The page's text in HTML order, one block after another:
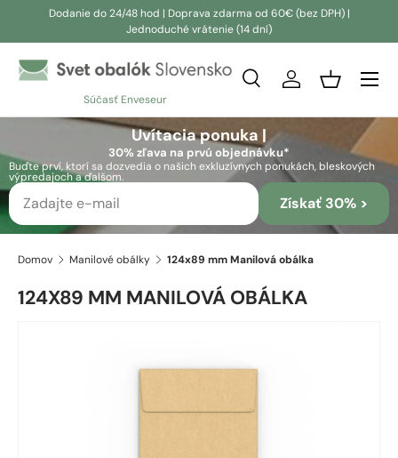
Prejsť na obsah
Dodanie do 24/48 hod | Doprava zdarma od 60€ (bez DPH) |
Jednoduché vrátenie (14 dní)
Súčasť Enveseur
Vyhľadávanie
Vyhľadávanie
Vyhľadávanie
Prihlásiť sa
Košík
Uvítacia ponuka |
30% zľava na prvú objednávku*
Buďte prví, ktorí sa dozvedia o našich exkluzívnych ponukách, bleskových
výpredajoch a ďalšom.
Získať 30% >
Domov Manilové obálky 124x89 mm Manilová obálka
124X89 MM MANILOVÁ OBÁLKA